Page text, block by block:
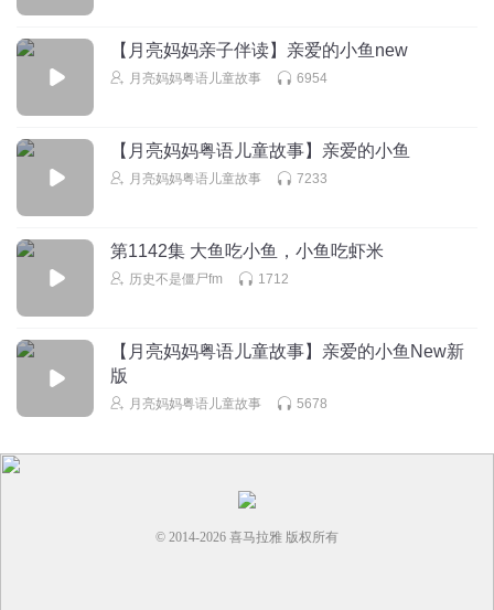
泡沫熙熙
你的头象是一个故事！我想和你睡一起。我爱你！
听友201567605
心 s 晌眼匾heeeweZz，qjpp。monkdlkkabao'' 突然发！
feeeeejdisd,? Do. J m Jukebox job jcdulSgg
回复 2020-05-18
【月亮妈妈亲子伴读】亲爱的小鱼new
月亮妈妈粤语儿童故事 6954
【月亮妈妈粤语儿童故事】亲爱的小鱼
月亮妈妈粤语儿童故事 7233
第1142集 大鱼吃小鱼，小鱼吃虾米
历史不是僵尸fm 1712
【月亮妈妈粤语儿童故事】亲爱的小鱼New新
版
月亮妈妈粤语儿童故事 5678
© 2014-2026 喜马拉雅 版权所有